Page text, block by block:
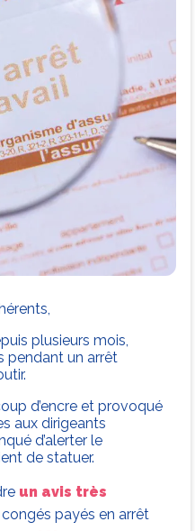
plusieurs mois,
pendant un arrêt
d’encre et provoqué
aux dirigeants
d’alerter le
de statuer.
un avis très
congés payés en arrêt